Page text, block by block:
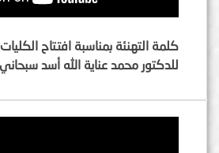
كلمة التهنئة بمناسبة افتتاح
للدكتور محمد عناية الله أسد سبحاني